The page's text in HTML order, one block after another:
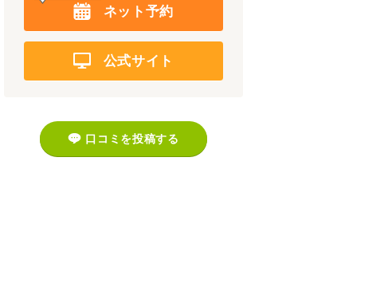
ネット予約
公式サイト
口コミを投稿する